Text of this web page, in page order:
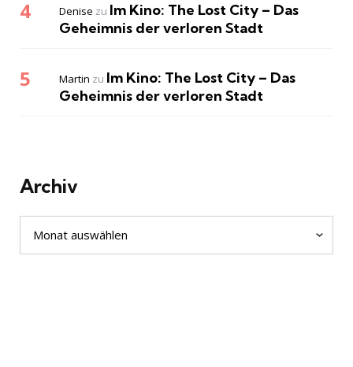
Denise zu Im Kino: The Lost City – Das
Geheimnis der verloren Stadt
Martin zu Im Kino: The Lost City – Das
Geheimnis der verloren Stadt
Archiv